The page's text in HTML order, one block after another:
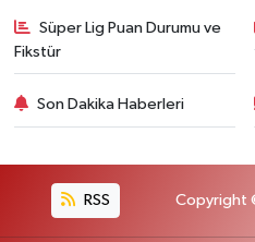
Süper Lig Puan Durumu ve
Fikstür
Son Dakika Haberleri
RSS Copyright